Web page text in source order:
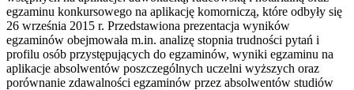
egzaminu konkursowego na aplikację komorniczą, które odbyły się
26 września 2015 r. Przedstawiona prezentacja wyników
egzaminów obejmowała m.in. analizę stopnia trudności pytań i
profilu osób przystępujących do egzaminów, wyniki egzaminu na
aplikacje absolwentów poszczególnych uczelni wyższych oraz
porównanie zdawalności egzaminów przez absolwentów studiów